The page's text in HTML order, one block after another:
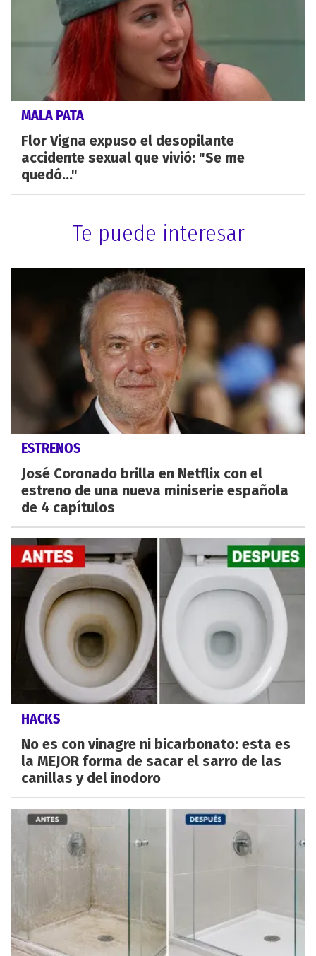
MALA PATA
Flor Vigna expuso el desopilante
accidente sexual que vivió: "Se me
quedó..."
Te puede interesar
ESTRENOS
José Coronado brilla en Netflix con el
estreno de una nueva miniserie española
de 4 capítulos
HACKS
No es con vinagre ni bicarbonato: esta es
la MEJOR forma de sacar el sarro de las
canillas y del inodoro